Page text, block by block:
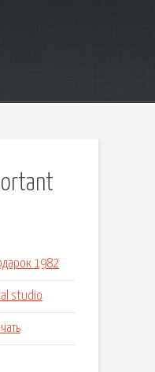
1982
studio